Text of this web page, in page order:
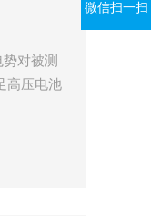
对被测
高压电池
最快测
微信扫一扫